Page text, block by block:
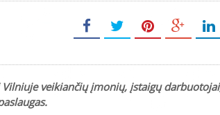
veikiančių įmonių, įstaigų